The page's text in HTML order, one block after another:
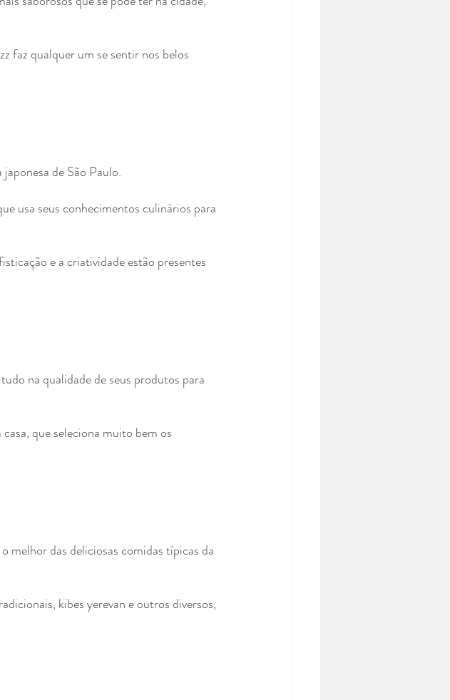
faz qualquer um se sentir nos belos
de São Paulo.
usa seus conhecimentos culinários para
e a criatividade estão presentes
na qualidade de seus produtos para
que seleciona muito bem os
melhor das deliciosas comidas típicas da
kibes yerevan e outros diversos,